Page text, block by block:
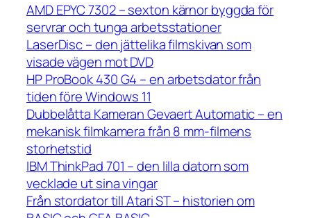
AMD EPYC 7302 – sexton kärnor byggda för
servrar och tunga arbetsstationer
LaserDisc – den jättelika filmskivan som
visade vägen mot DVD
HP ProBook 430 G4 – en arbetsdator från
tiden före Windows 11
Dubbelåtta Kameran Gevaert Automatic – en
mekanisk filmkamera från 8 mm-filmens
storhetstid
IBM ThinkPad 701 – den lilla datorn som
vecklade ut sina vingar
Från stordator till Atari ST – historien om